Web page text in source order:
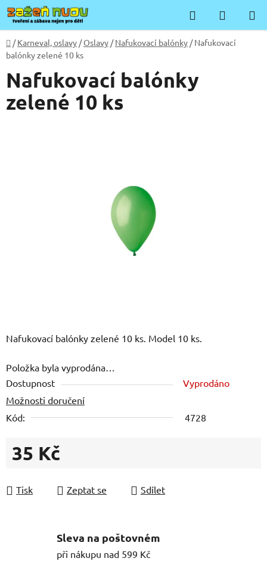
Přejít
na
obsah
Hledat
KOŠÍK
Domů
/ Karneval, oslavy /Oslavy / Nafukovací balónky / Nafukovací
balónky zelené 10 ks
Nafukovací balónky zelené 10 ks. Model 10 ks.
Položka byla vyprodána…
Dostupnost
Vyprodáno
Možnosti doručení
Kód:
4728
35 Kč
Tisk
Zeptat se Sdílet
Nafukovací balónky
zelené 10 ks
Sleva na poštovném
při nákupu nad 599 Kč